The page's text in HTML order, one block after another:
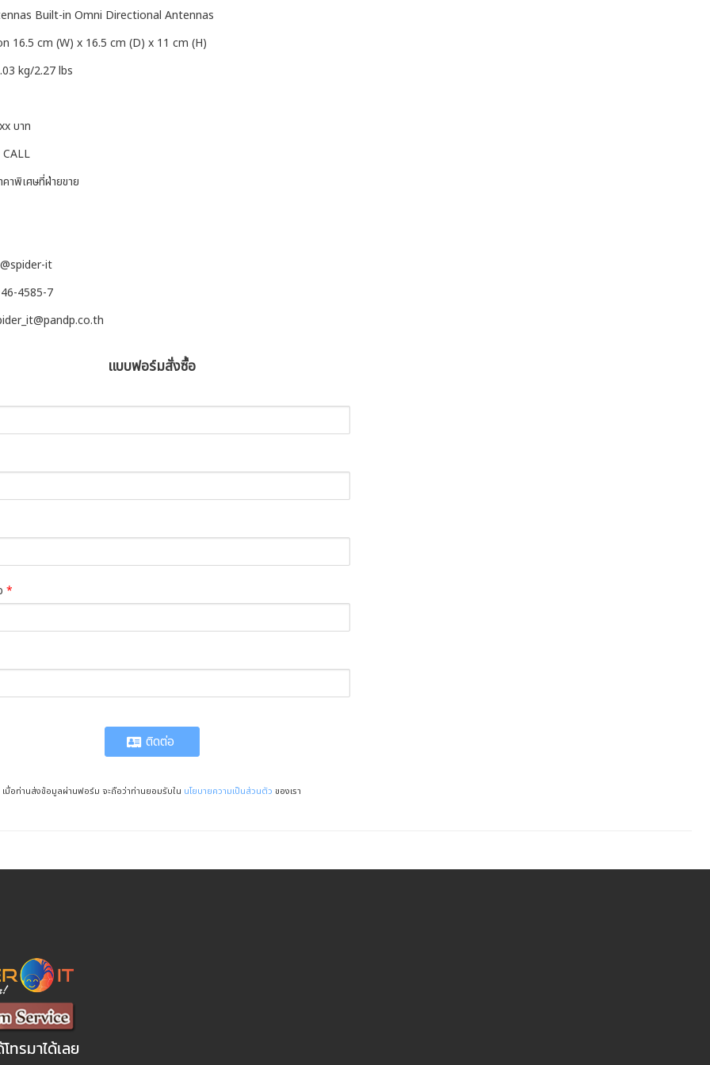
Built-in Omni Directional Antennas
16.5 cm (W) x 16.5 cm (D) x 11 cm (H)
kg/2.27 lbs
บาท
CALL
าพิเศษที่ฝ่ายขาย
it
4585-7
แบบฟอร์มสั่งซื้อ
*
ติดต่อ
เมื่อท่านส่งข้อมูลผ่านฟอร์ม จะถือว่าท่านยอมรับใน นโยบายความเป็นส่วนตัว ของเรา
โทรมาได้เลย